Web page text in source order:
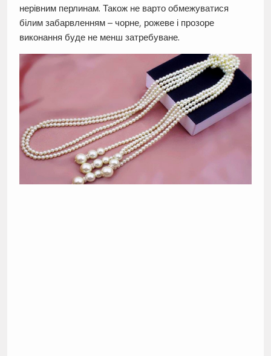
нерівним перлинам. Також не варто обмежуватися
білим забарвленням – чорне, рожеве і прозоре
виконання буде не менш затребуване.